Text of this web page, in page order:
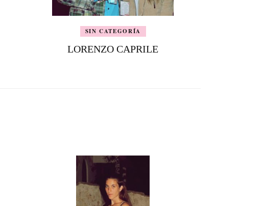
SIN CATEGORÍA
LORENZO CAPRILE